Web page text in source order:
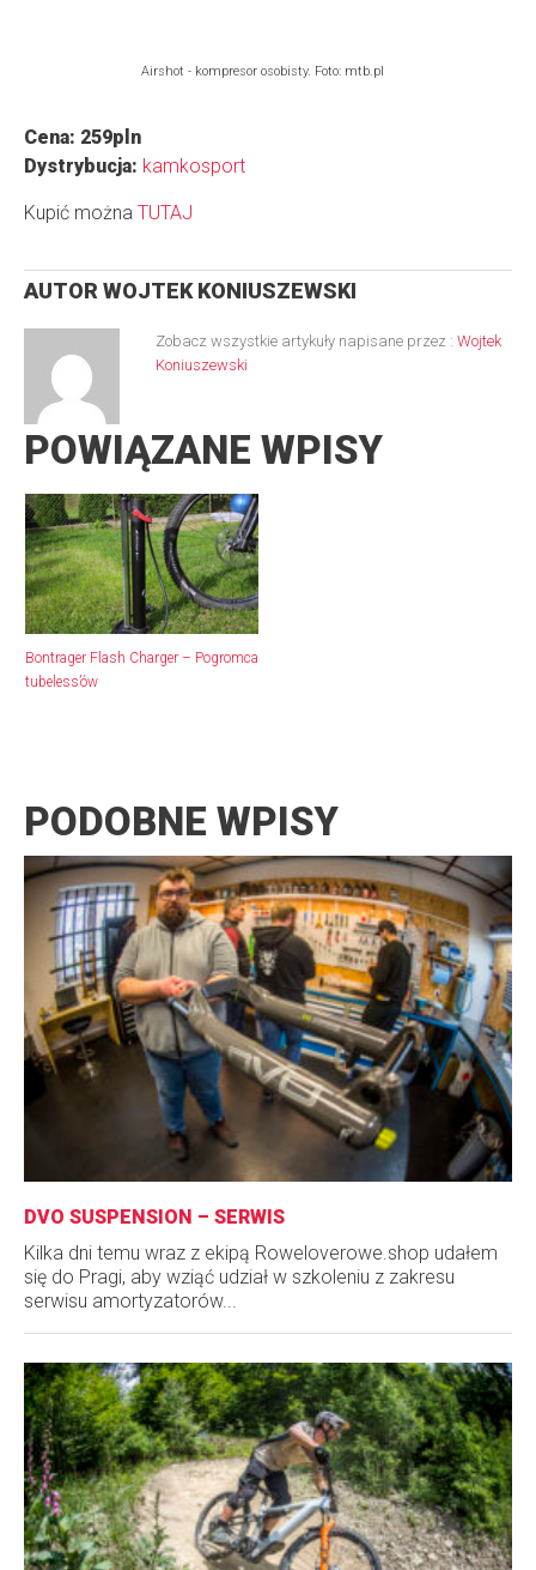
Airshot - kompresor osobisty. Foto: mtb.pl
Cena: 259pln
Dystrybucja: kamkosport
Kupić można TUTAJ
AUTOR WOJTEK KONIUSZEWSKI
Zobacz wszystkie artykuły napisane przez : Wojtek
Koniuszewski
POWIĄZANE WPISY
Bontrager Flash Charger – Pogromca
tubeless’ów
PODOBNE WPISY
DVO SUSPENSION – SERWIS
Kilka dni temu wraz z ekipą Roweloverowe.shop udałem
się do Pragi, aby wziąć udział w szkoleniu z zakresu
serwisu amortyzatorów...